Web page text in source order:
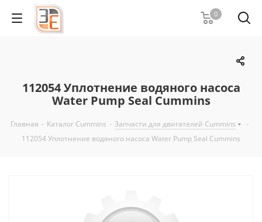
0
112054 Уплотнение водяного насоса
Water Pump Seal Cummins
Главная - Каталог Cummins - Запчасти для двигателей Cummins
-
112054 Уплотнение водяного насоса Water Pump Seal Cummins